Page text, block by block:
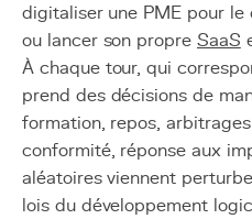
digitaliser une PME pour
ou lancer son propre SaaS
À chaque tour, qui
prend des décisions de
formation, repos,
conformité, réponse aux
aléatoires viennent
lois du développement